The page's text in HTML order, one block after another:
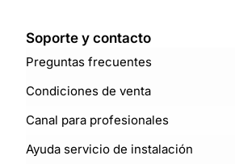
Soporte y contacto
Preguntas frecuentes
Condiciones de venta
Canal para profesionales
Ayuda servicio de instalación